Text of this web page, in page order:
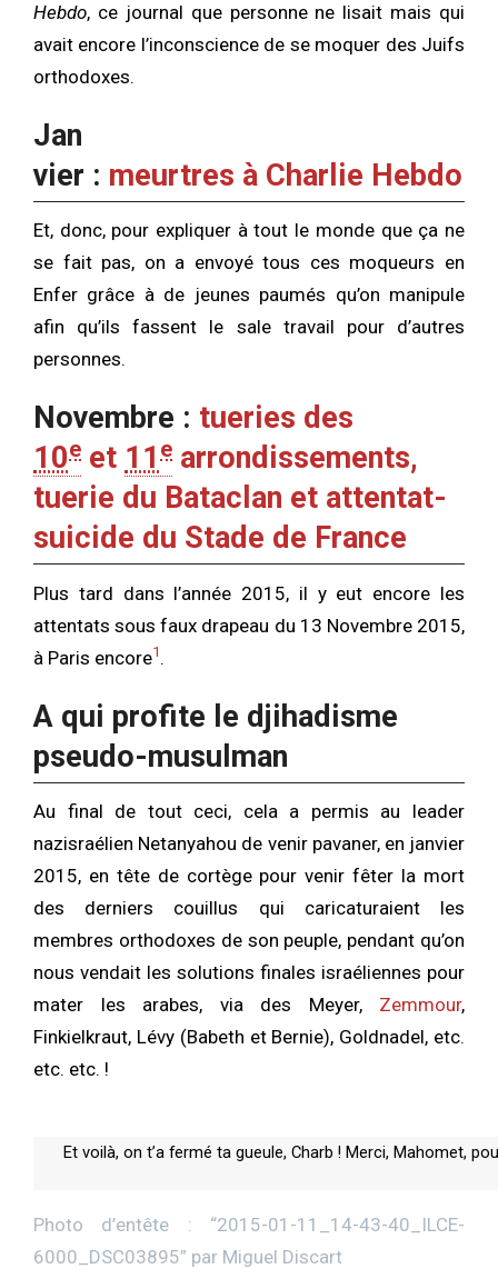
Hebdo, ce journal que personne ne lisait mais qui
avait encore l’inconscience de se moquer des Juifs
orthodoxes.
Jan
vier : meurtres à Charlie Hebdo
Et, donc, pour expliquer à tout le monde que ça ne
se fait pas, on a envoyé tous ces moqueurs en
Enfer grâce à de jeunes paumés qu’on manipule
afin qu’ils fassent le sale travail pour d’autres
personnes.
Novembre : tueries des
10e et 11 e arrondissements,
tuerie du Bataclan et attentat-
suicide du Stade de France
Plus tard dans l’année 2015, il y eut encore les
attentats sous faux drapeau du 13 Novembre 2015,
à Paris encore1 .
A qui profite le djihadisme
pseudo-musulman
Au final de tout ceci, cela a permis au leader
nazisraélien Netanyahou de venir pavaner, en janvier
2015, en tête de cortège pour venir fêter la mort
des derniers couillus qui caricaturaient les
membres orthodoxes de son peuple, pendant qu’on
nous vendait les solutions finales israéliennes pour
mater les arabes, via des Meyer, Zemmour,
Finkielkraut, Lévy (Babeth et Bernie), Goldnadel, etc.
etc. etc. !
Et voilà, on t’a fermé ta gueule, Charb ! Merci, Mahomet,
Photo d’entête : “2015-01-11_14-43-40_ILCE-
6000_DSC03895” par Miguel Discart